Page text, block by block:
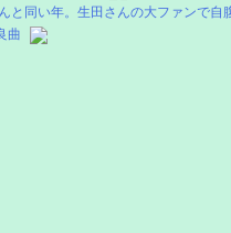
と同い年。生田さんの大ファンで
曲